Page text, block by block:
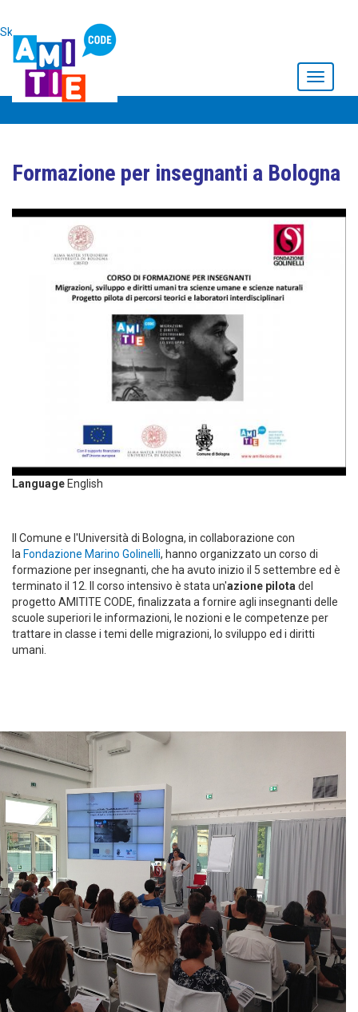
Skip to main content
Toggle
Formazione per insegnanti a Bologna
Language English
Il Comune e l'Università di Bologna, in collaborazione con
la Fondazione Marino Golinelli, hanno organizzato un corso di
formazione per insegnanti, che ha avuto inizio il 5 settembre ed è
terminato il 12. Il corso intensivo è stata un'azione pilotadel
progetto AMITITE CODE, finalizzata a fornire agli insegnanti delle
scuole superiori le informazioni, le nozioni e le competenze per
trattare in classe i temi delle migrazioni, lo sviluppo ed i diritti
umani.